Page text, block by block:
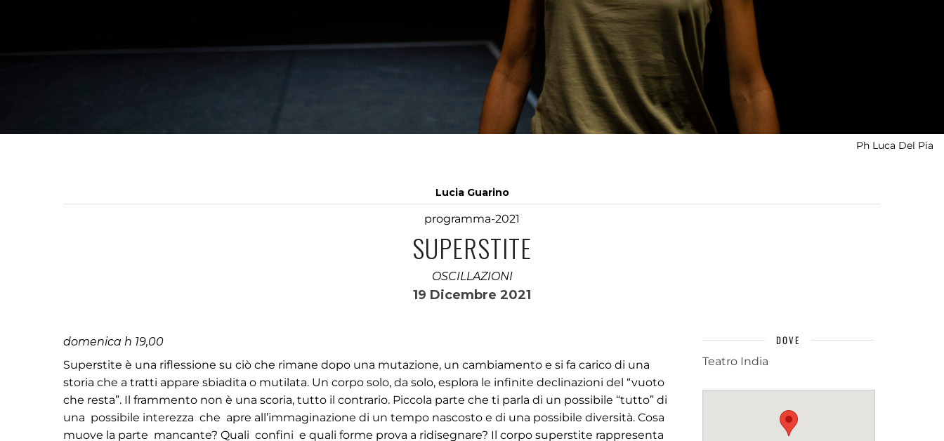
Ph Luca Del Pia
Lucia Guarino
programma-2021
SUPERSTITE
OSCILLAZIONI
19 Dicembre 2021
domenica h 19,00
Superstite è una riflessione su ciò che rimane dopo una mutazione, un cambiamento e si fa carico di una
storia che a tratti appare sbiadita o mutilata. Un corpo solo, da solo, esplora le infinite declinazioni del “vuoto
che resta”. Il frammento non è una scoria, tutto il contrario. Piccola parte che ti parla di un possibile “tutto” di
una possibile interezza che apre all’immaginazione di un tempo nascosto e di una possibile diversità. Cosa
muove la parte mancante? Quali confini e quali forme prova a ridisegnare? Il corpo superstite rappresenta
DOVE
Teatro India